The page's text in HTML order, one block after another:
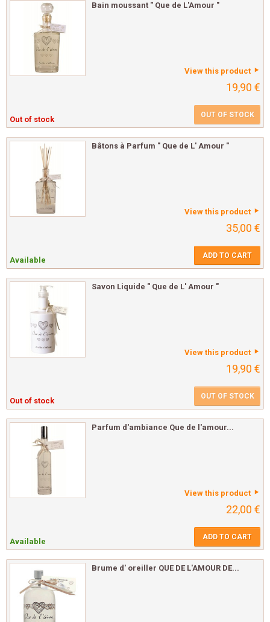
Bain moussant " Que de L'Amour "
View this product
19,90 €
Out of stock OUT OF STOCK
Bâtons à Parfum " Que de L' Amour "
View this product
35,00 €
Available ADD TO CART
Savon Liquide " Que de L' Amour "
View this product
19,90 €
Out of stock OUT OF STOCK
Parfum d'ambiance Que de l'amour...
View this product
22,00 €
Available ADD TO CART
Brume d' oreiller QUE DE L'AMOUR DE...